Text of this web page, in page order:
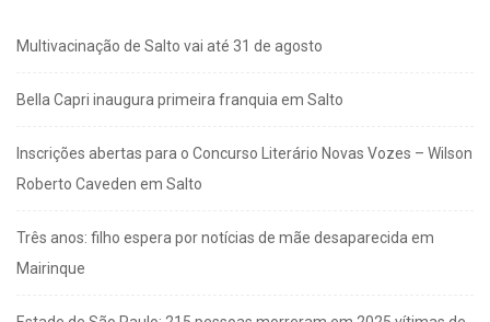
Multivacinação de Salto vai até 31 de agosto
Bella Capri inaugura primeira franquia em Salto
Inscrições abertas para o Concurso Literário Novas Vozes – Wilson
Roberto Caveden em Salto
Três anos: filho espera por notícias de mãe desaparecida em
Mairinque